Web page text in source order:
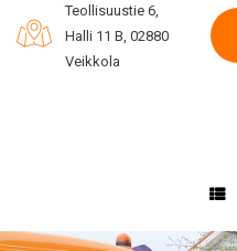
Teollisuustie 6,
Halli 11 B, 02880
Veikkola